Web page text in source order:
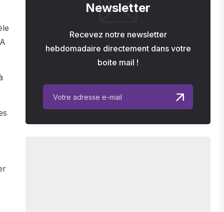
Newsletter
Recevez notre newsletter
hebdomadaire directement dans votre
boite mail !